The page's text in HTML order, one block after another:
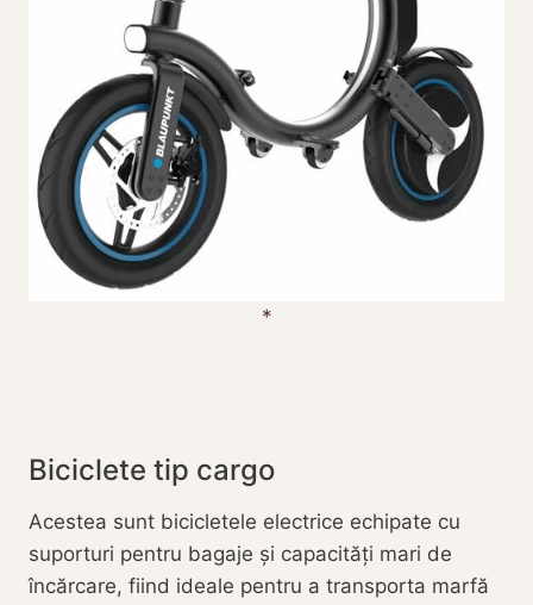
Biciclete tip cargo
Acestea sunt bicicletele electrice echipate cu
suporturi pentru bagaje și capacități mari de
încărcare, fiind ideale pentru a transporta marfă